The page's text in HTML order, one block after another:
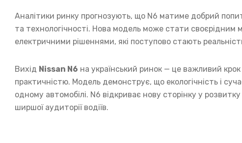
Аналітики ринку прогнозують, що N6 матиме добрий
та технологічності. Нова модель може стати своєрідним
електричними рішеннями, які поступово стають
Вихід Nissan N6 на український ринок — це важливий
практичністю. Модель демонструє, що екологічність і
одному автомобілі. N6 відкриває нову сторінку у
ширшої аудиторії водіїв.